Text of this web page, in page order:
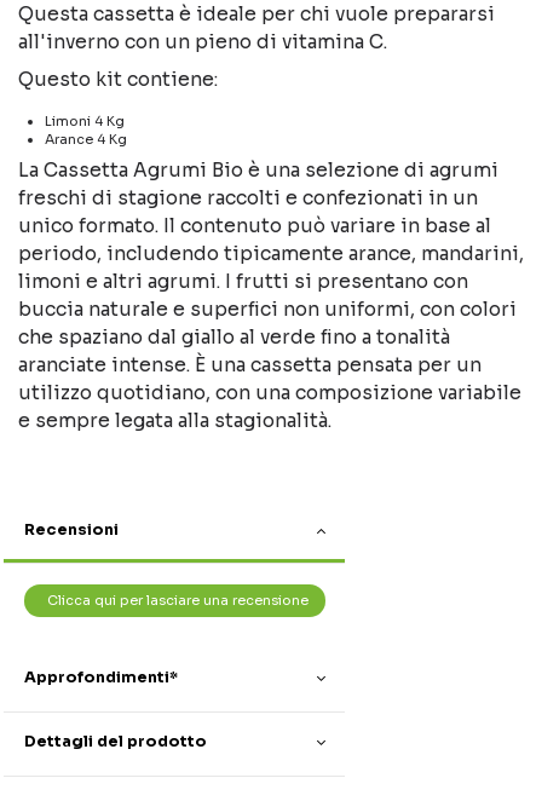
Questa cassetta è ideale per chi vuole prepararsi
all'inverno con un pieno di vitamina C.
Questo kit contiene:
Limoni 4 Kg
Arance 4 Kg
La Cassetta Agrumi Bio è una selezione di agrumi
freschi di stagione raccolti e confezionati in un
unico formato. Il contenuto può variare in base al
periodo, includendo tipicamente arance, mandarini,
limoni e altri agrumi. I frutti si presentano con
buccia naturale e superfici non uniformi, con colori
che spaziano dal giallo al verde fino a tonalità
aranciate intense. È una cassetta pensata per un
utilizzo quotidiano, con una composizione variabile
e sempre legata alla stagionalità.
Recensioni
Clicca qui per lasciare una recensione
Approfondimenti*
Dettagli del prodotto